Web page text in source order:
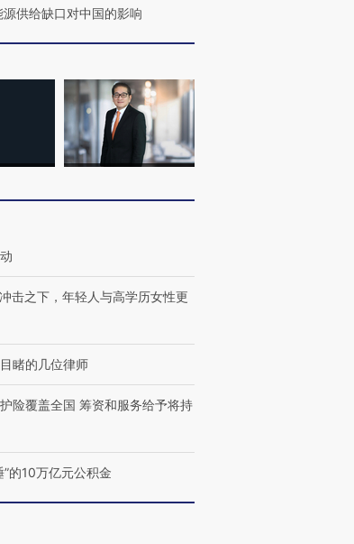
源供给缺口对中国的影响
击之下，年轻人与高学历女性更
睹的几位律师
险覆盖全国 筹资和服务给予将持
”的10万亿元公积金